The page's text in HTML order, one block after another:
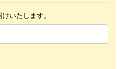
いたします。